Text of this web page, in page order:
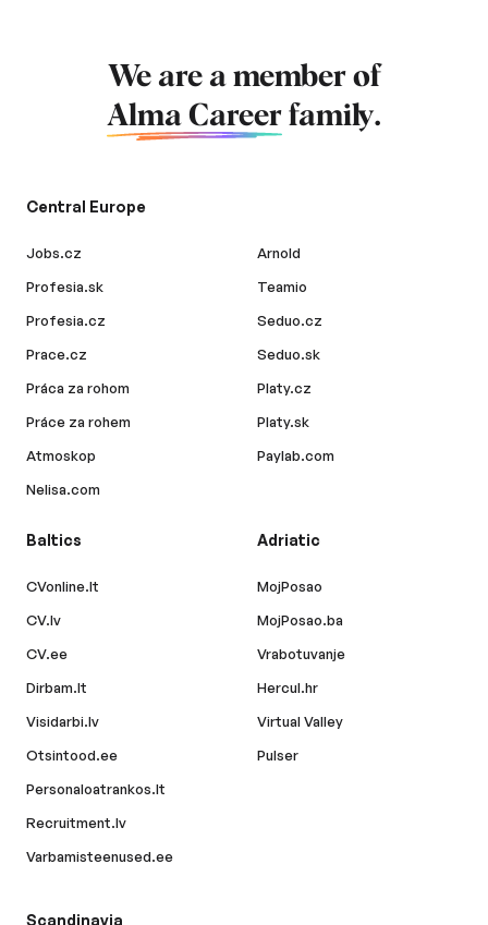
We are a member of
Alma Career family.
Central Europe
Jobs.cz
Profesia.sk
Profesia.cz
Prace.cz
Práca za rohom
Práce za rohem
Atmoskop
Nelisa.com
Arnold
Teamio
Seduo.cz
Seduo.sk
Platy.cz
Platy.sk
Paylab.com
Baltics
CVonline.lt
CV.lv
CV.ee
Dirbam.lt
Visidarbi.lv
Otsintood.ee
Personaloatrankos.lt
Recruitment.lv
Varbamisteenused.ee
Adriatic
MojPosao
MojPosao.ba
Vrabotuvanje
Hercul.hr
Virtual Valley
Pulser
Scandinavia